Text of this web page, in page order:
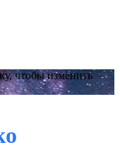
чтобы изменить